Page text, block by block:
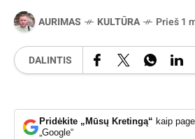
AURIMAS KULTŪRA Prieš 1
DALINTIS
Pridėkite „Mūsų Kretingą“ kaip
„Google“